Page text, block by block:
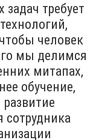
требует
человек
мы делимся
митапах,
обучение,
сотрудника